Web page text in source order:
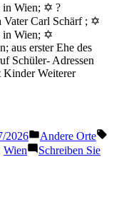
in Wien; ✡ ?
Vater Carl Schärf ; ✡
in Wien; ✡
aus erster Ehe des
Schüler- Adressen
Kinder Weiterer
2026
Veröffentlicht
in
Andere Orte
Wien
Schreiben Sie